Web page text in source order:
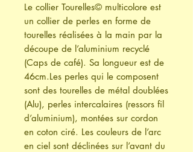
Le collier Tourelles© multicolore est
un collier de perles en forme de
tourelles réalisées à la main par la
découpe de l’aluminium recyclé
(Caps de café). Sa longueur est de
46cm.Les perles qui le composent
sont des tourelles de métal doublées
(Alu), perles intercalaires (ressors fil
d’aluminium), montées sur cordon
en coton ciré. Les couleurs de l’arc
en ciel sont déclinées sur l’avant du